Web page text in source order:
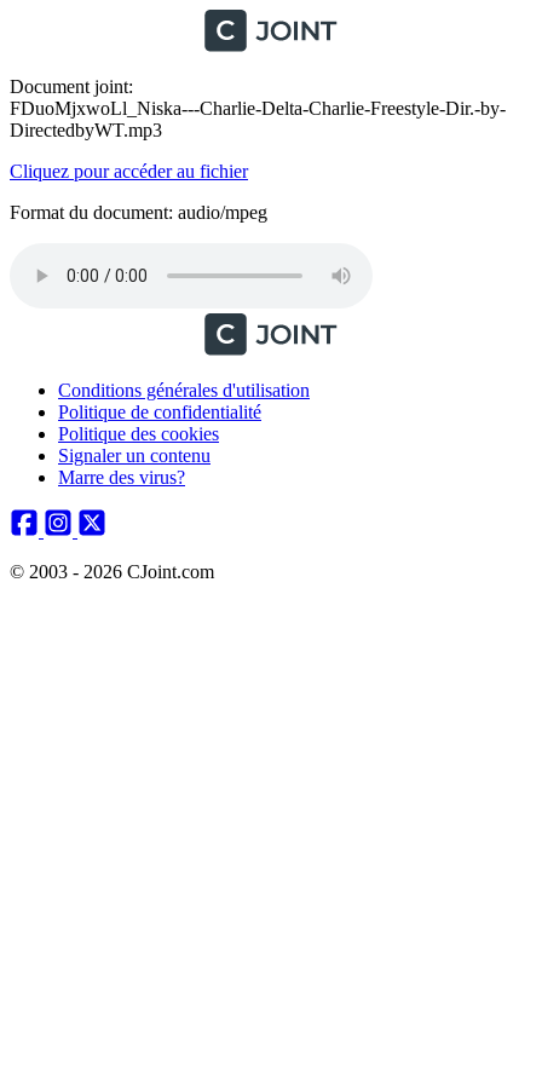
Document joint:
FDuoMjxwoLl_Niska---Charlie-Delta-Charlie-Freestyle-Dir.-by-
DirectedbyWT.mp3
Cliquez pour accéder au fichier
Format du document: audio/mpeg
Conditions générales d'utilisation
Politique de confidentialité
Politique des cookies
Signaler un contenu
Marre des virus?
© 2003 - 2026 CJoint.com